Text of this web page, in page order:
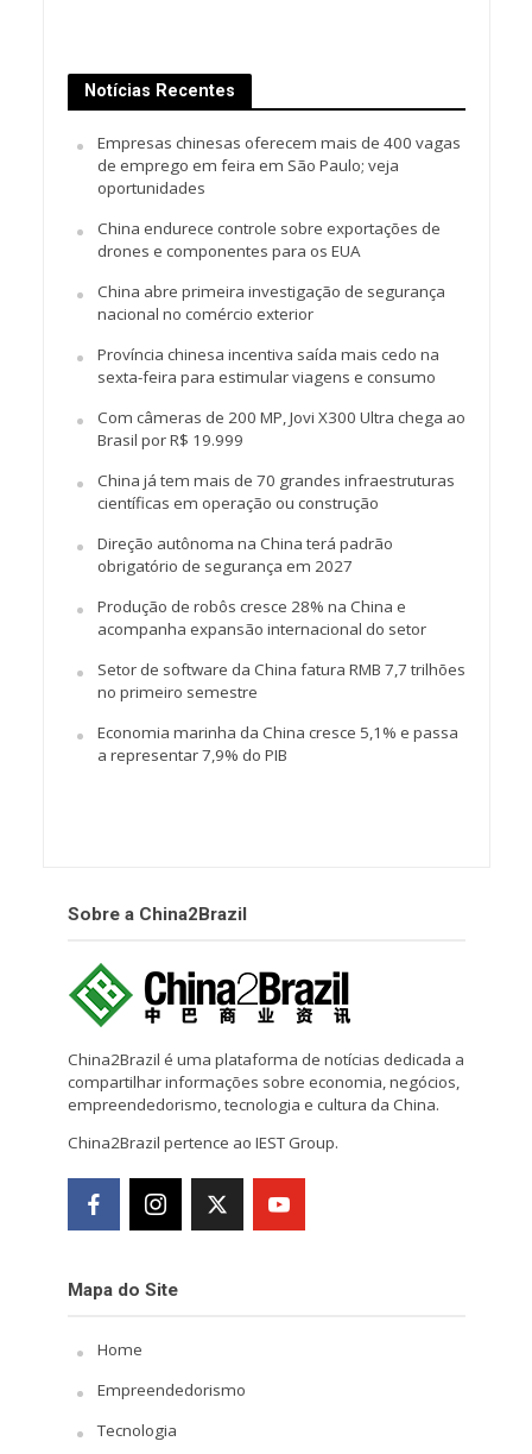
Notícias Recentes
Empresas chinesas oferecem mais de 400 vagas
de emprego em feira em São Paulo; veja
oportunidades
China endurece controle sobre exportações de
drones e componentes para os EUA
China abre primeira investigação de segurança
nacional no comércio exterior
Província chinesa incentiva saída mais cedo na
sexta-feira para estimular viagens e consumo
Com câmeras de 200 MP, Jovi X300 Ultra chega ao
Brasil por R$ 19.999
China já tem mais de 70 grandes infraestruturas
científicas em operação ou construção
Direção autônoma na China terá padrão
obrigatório de segurança em 2027
Produção de robôs cresce 28% na China e
acompanha expansão internacional do setor
Setor de software da China fatura RMB 7,7 trilhões
no primeiro semestre
Economia marinha da China cresce 5,1% e passa
a representar 7,9% do PIB
Sobre a China2Brazil
China2Brazil é uma plataforma de notícias dedicada a
compartilhar informações sobre economia, negócios,
empreendedorismo, tecnologia e cultura da China.
China2Brazil pertence ao IEST Group.
Mapa do Site
Home
Empreendedorismo
Tecnologia